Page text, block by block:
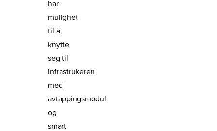
har
mulighet
til å
knytte
seg til
infrastrukeren
med
avtappingsmodul
og
smart